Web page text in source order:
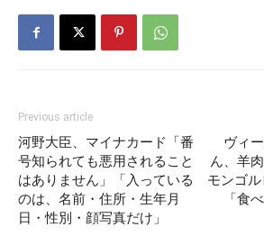
Previous article
河野大臣、マイナカード「番
号知られても悪用されること
はありません」「入っている
のは、名前・住所・生年月
日・性別・顔写真だけ」
ヴィ
ん、羊
モンゴ
「食